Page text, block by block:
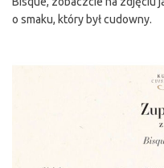
o smaku, który był cudowny.